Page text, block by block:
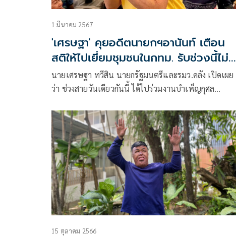
1 มีนาคม 2567
'เศรษฐา' คุยอดีตนายกฯอานันท์ เตือน
สติให้ไปเยี่ยมชุมชนในกทม. รับช่วงนี้ไม่มี
เวลา
นายเศรษฐา ทวีสิน นายกรัฐมนตรีและรมว.คลัง เปิดเผย
ว่า ช่วงสายวันเดียวกันนี้ ได้ไปร่วมงานบำเพ็ญกุศล
อดีตนายกรัฐมนตรี ซึ่งก็ได้มีการพูดคุยกับอดีตนายกฯ ซึ่ง
ท่านได้แนะนำเรื่องภูมิรัฐศาสตร์
15 ตุลาคม 2566